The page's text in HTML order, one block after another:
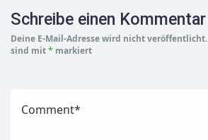
Schreibe einen Kommentar
Deine E-Mail-Adresse wird nicht veröffentlicht.
sind mit* markiert